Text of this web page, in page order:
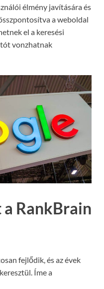
élmény javítására és
a weboldal
el a keresési
vonzhatnak
RankBrain
fejlődik, és az évek
Íme a